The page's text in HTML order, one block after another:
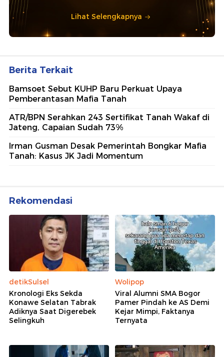
Lihat Selengkapnya
Berita Terkait
Bamsoet Sebut KUHP Baru Perkuat Upaya
Pemberantasan Mafia Tanah
ATR/BPN Serahkan 243 Sertifikat Tanah Wakaf di
Jateng, Capaian Sudah 73%
Irman Gusman Desak Pemerintah Bongkar Mafia
Tanah: Kasus JK Jadi Momentum
Rekomendasi
detikSulsel
Kronologi Eks Sekda
Konawe Selatan Tabrak
Adiknya Saat Digerebek
Selingkuh
Wolipop
Viral Alumni SMA Bogor
Pamer Pindah ke AS Demi
Kejar Mimpi, Faktanya
Ternyata